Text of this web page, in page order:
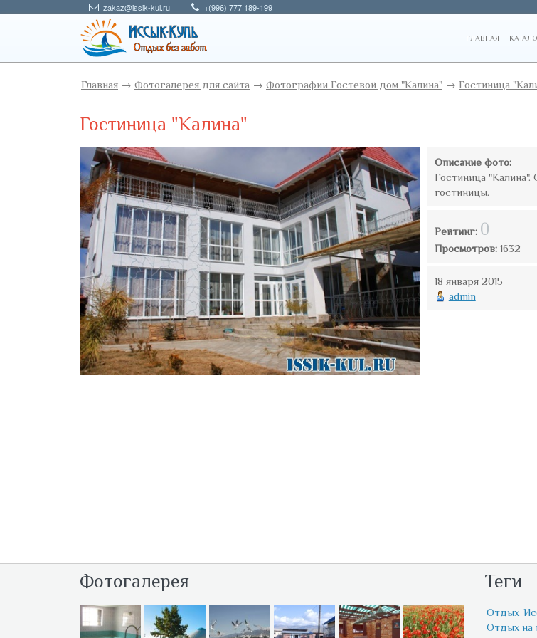
zakaz@issik-kul.ru +(996) 777 189-199
ГЛАВНАЯ
Главная → Фотогалерея для сайта → Фотографии Гостевой дом "Калина" → Гостиница
Гостиница "Калина"
Описание фото:
Гостиница
гостиницы.
Рейтинг: 0
Просмотров: 1632
18 января 2015
admin
Фотогалерея Теги
Отдых
Отдых на